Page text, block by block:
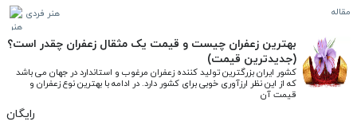
مقاله هنر فردی
بهترین زعفران چیست و قیمت یک مثقال زعفران چقدر است؟
(جدیدترین قیمت)
قیمت آن
رایگان